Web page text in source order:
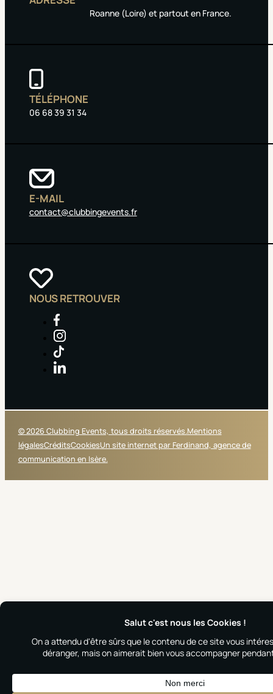
Roanne (Loire) et partout en France.
TÉLÉPHONE
06 68 39 31 34
E-MAIL
contact@clubbingevents.fr
NOUS RETROUVER
© 2026 Clubbing Events, tous droits réservés.Mentions
légalesCréditsCookiesUn site internet par Ferdinand, agence de
communication en Isère.